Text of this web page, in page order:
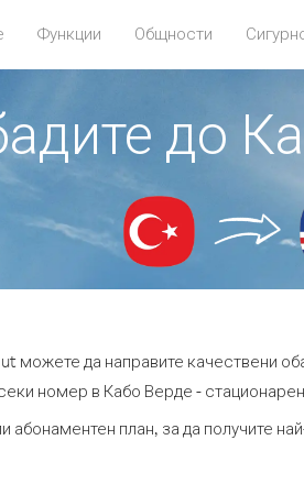
Функции Общности
до
можете да направите качествени
номер в Кабо Верде -
абонаментен план, за да получите